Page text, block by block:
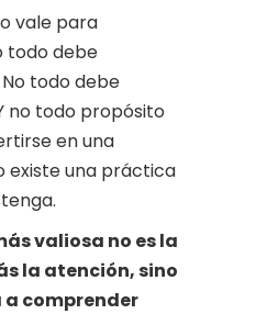
vale para
todo debe
todo debe
no todo propósito
en una
existe una práctica
valiosa no es la
la atención, sino
comprender